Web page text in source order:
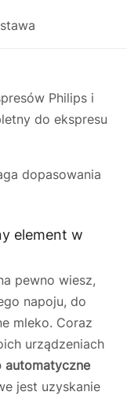
Philips i
do ekspresu
dopasowania
element w
pewno wiesz,
napoju, do
mleko. Coraz
urządzeniach
automatyczne
jest uzyskanie